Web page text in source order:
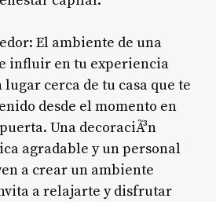
El ambiente de una
influir en tu experiencia
cerca de tu casa que te
desde el momento en
Una decoraciÃ³n
agradable y un personal
a crear un ambiente
a relajarte y disfrutar